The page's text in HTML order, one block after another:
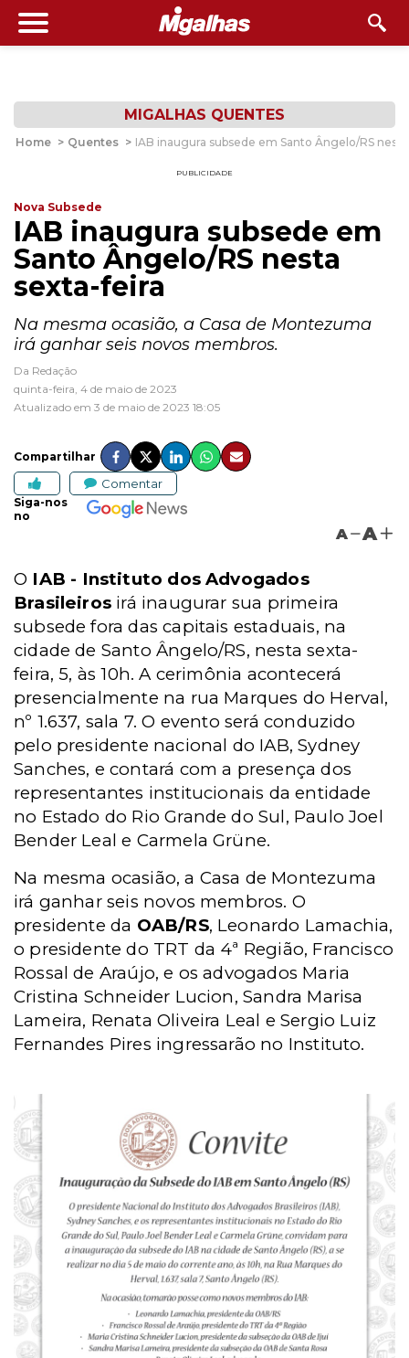
MIGALHAS QUENTES
Home > Quentes > IAB inaugura subsede em Santo Ângelo/RS
PUBLICIDADE
Nova Subsede
IAB inaugura subsede em
Santo Ângelo/RS nesta
sexta-feira
Na mesma ocasião, a Casa de Montezuma
irá ganhar seis novos membros.
Da Redação
quinta-feira, 4 de maio de 2023
Atualizado em 3 de maio de 2023 18:05
Compartilhar
Comentar
Siga-nos
no
A A
O IAB - Instituto dos Advogados
Brasileiros irá inaugurar sua primeira
subsede fora das capitais estaduais, na
cidade de Santo Ângelo/RS, nesta sexta-
feira, 5, às 10h. A cerimônia acontecerá
presencialmente na rua Marques do Herval,
nº 1.637, sala 7. O evento será conduzido
pelo presidente nacional do IAB, Sydney
Sanches, e contará com a presença dos
representantes institucionais da entidade
no Estado do Rio Grande do Sul, Paulo Joel
Bender Leal e Carmela Grüne.
Na mesma ocasião, a Casa de Montezuma
irá ganhar seis novos membros. O
presidente da OAB/RS, Leonardo Lamachia,
o presidente do TRT da 4ª Região, Francisco
Rossal de Araújo, e os advogados Maria
Cristina Schneider Lucion, Sandra Marisa
Lameira, Renata Oliveira Leal e Sergio Luiz
Fernandes Pires ingressarão no Instituto.